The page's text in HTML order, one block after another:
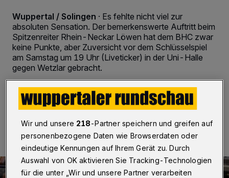
Wuppertal / Solingen · Es fehlte nicht viel zur
absoluten Sensation. Der bemerkenswerte Auftritt beim
Spitzenreiter Rhein-Neckar Löwen hat dem BHC zwar
keine Punkte, aber Zuversicht vor dem Schlüsselspiel
am Samstag um 19 Uhr (Liveticker) in der Uni-Halle
gegen Wetzlar gebracht.
20.05.2017 , 14:00 Uhr 2 Minuten Lesezeit
Wir und unsere 218-Partner speichern und greifen auf
personenbezogene Daten wie Browserdaten oder
eindeutige Kennungen auf Ihrem Gerät zu. Durch
Auswahl von OK aktivieren Sie Tracking-Technologien
für die unter „Wir und unsere Partner verarbeiten